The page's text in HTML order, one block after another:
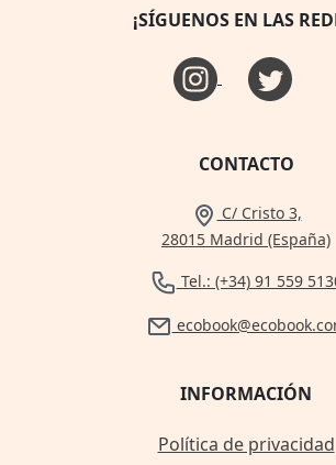
¡SÍGUENOS EN LAS
CONTACTO
C/ Cristo 3,
28015 Madrid (España)
Tel.: (+34) 91 559
INFORMACIÓN
Política de privacidad